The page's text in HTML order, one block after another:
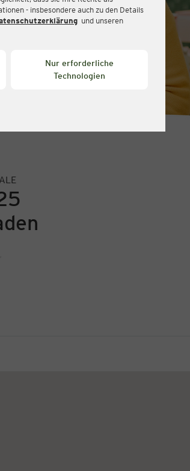
- insbesondere auch zu den Details
und unseren
Nur erforderliche
Technologien